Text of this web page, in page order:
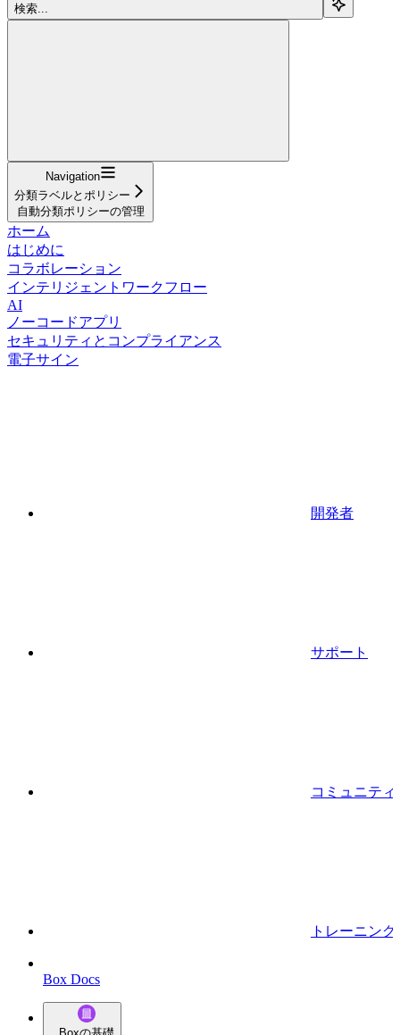
検索...
Navigation
分類ラベルとポリシー
自動分類ポリシーの管理
ホーム
はじめに
コラボレーション
インテリジェントワークフロー
AI
ノーコードアプリ
セキュリティとコンプライアンス
電子サイン
開発者
サポート
コミュニティ
トレーニング
Box Docs